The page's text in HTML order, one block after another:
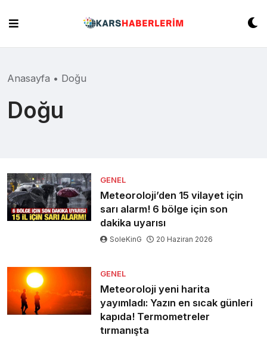
content
Anasayfa • Doğu
Doğu
GENEL
Meteoroloji’den 15 vilayet için
sarı alarm! 6 bölge için son
dakika uyarısı
SoleKinG 20 Haziran 2026
GENEL
Meteoroloji yeni harita
yayımladı: Yazın en sıcak günleri
kapıda! Termometreler
tırmanışta